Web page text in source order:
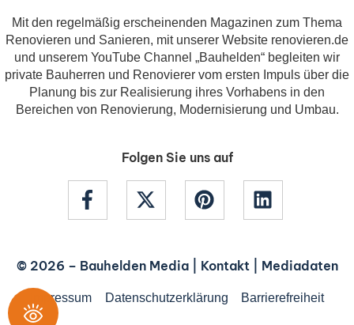
Mit den regelmäßig erscheinenden Magazinen zum Thema
Renovieren und Sanieren, mit unserer Website renovieren.de
und unserem YouTube Channel „Bauhelden“ begleiten wir
private Bauherren und Renovierer vom ersten Impuls über die
Planung bis zur Realisierung ihres Vorhabens in den
Bereichen von Renovierung, Modernisierung und Umbau.
Folgen Sie uns auf
© 2026 – Bauhelden Media| Kontakt| Mediadaten
Impressum Datenschutzerklärung Barrierefreiheit